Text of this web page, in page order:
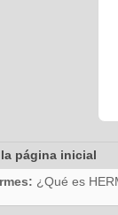
la página inicial
¿Qué es